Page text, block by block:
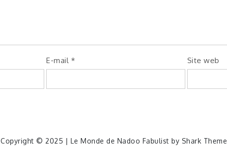
E-mail * Site web
Copyright © 2025 | Le Monde de Nadoo Fabulist by Shark